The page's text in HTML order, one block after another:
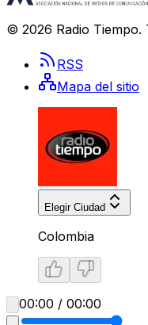
© 2026 Radio Tiempo.
RSS
Mapa del sitio
Elegir Ciudad
Colombia
00:00 / 00:00